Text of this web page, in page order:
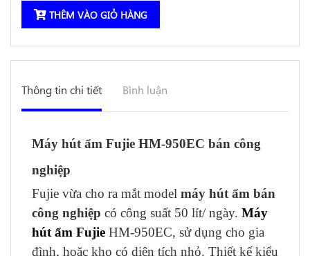
THÊM VÀO GIỎ HÀNG
Thông tin chi tiết Bình luận
Máy hút ẩm Fujie HM-950EC bán công
nghiệp
Fujie vừa cho ra mắt model máy hút ẩm bán
công nghiệp có công suất 50 lít/ ngày. Máy
hút ẩm Fujie HM-950EC, sử dụng cho gia
đình, hoặc kho có diện tích nhỏ. Thiết kế kiểu